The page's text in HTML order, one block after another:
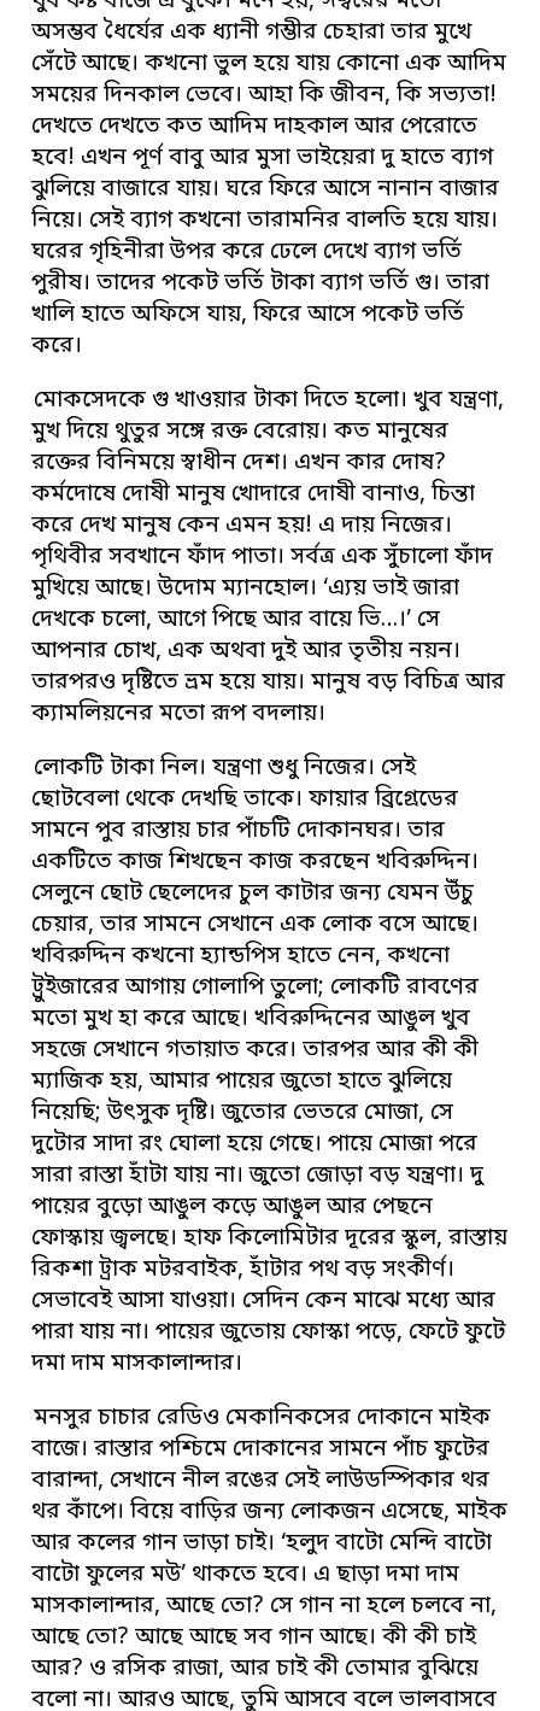
অসম্ভব ধৈর্যের এক ধ্যানী গম্ভীর চেহারা তার মুখে
সেঁটে আছে। কখনো ভুল হয়ে যায় কোনো এক আদিম
সময়ের দিনকাল ভেবে। আহা কি জীবন, কি সভ্যতা!
দেখতে দেখতে কত আদিম দাহকাল আর পেরোতে
হবে! এখন পূর্ণ বাবু আর মুসা ভাইয়েরা দু হাতে ব্যাগ
ঝুলিয়ে বাজারে যায়। ঘরে ফিরে আসে নানান বাজার
নিয়ে। সেই ব্যাগ কখনো তারামনির বালতি হয়ে যায়।
ঘরের গৃহিনীরা উপর করে ঢেলে দেখে ব্যাগ ভর্তি
পুরীষ। তাদের পকেট ভর্তি টাকা ব্যাগ ভর্তি গু। তারা
খালি হাতে অফিসে যায়, ফিরে আসে পকেট ভর্তি
করে।
মোকসেদকে গু খাওয়ার টাকা দিতে হলো। খুব যন্ত্রণা,
মুখ দিয়ে থুতুর সঙ্গে রক্ত বেরোয়। কত মানুষের
রক্তের বিনিময়ে স্বাধীন দেশ। এখন কার দোষ?
কর্মদোষে দোষী মানুষ খোদারে দোষী বানাও, চিন্তা
করে দেখ মানুষ কেন এমন হয়! এ দায় নিজের।
পৃথিবীর সবখানে ফাঁদ পাতা। সর্বত্র এক সুঁচালো ফাঁদ
মুখিয়ে আছে। উদোম ম্যানহোল। ‘এ্যয় ভাই জারা
দেখকে চলো, আগে পিছে আর বায়ে ভি…।’ সে
আপনার চোখ, এক অথবা দুই আর তৃতীয় নয়ন।
তারপরও দৃষ্টিতে ভ্রম হয়ে যায়। মানুষ বড় বিচিত্র আর
ক্যামলিয়নের মতো রূপ বদলায়।
লোকটি টাকা নিল। যন্ত্রণা শুধু নিজের। সেই
ছোটবেলা থেকে দেখছি তাকে। ফায়ার ব্রিগ্রেডের
সামনে পুব রাস্তায় চার পাঁচটি দোকানঘর। তার
একটিতে কাজ শিখছেন কাজ করছেন খবিরুদ্দিন।
সেলুনে ছোট ছেলেদের চুল কাটার জন্য যেমন উঁচু
চেয়ার, তার সামনে সেখানে এক লোক বসে আছে।
খবিরুদ্দিন কখনো হ্যান্ডপিস হাতে নেন, কখনো
ট্রুইজারের আগায় গোলাপি তুলো; লোকটি রাবণের
মতো মুখ হা করে আছে। খবিরুদ্দিনের আঙুল খুব
সহজে সেখানে গতায়াত করে। তারপর আর কী কী
ম্যাজিক হয়, আমার পায়ের জুতো হাতে ঝুলিয়ে
নিয়েছি; উৎসুক দৃষ্টি। জুতোর ভেতরে মোজা, সে
দুটোর সাদা রং ঘোলা হয়ে গেছে। পায়ে মোজা পরে
সারা রাস্তা হাঁটা যায় না। জুতো জোড়া বড় যন্ত্রণা। দু
পায়ের বুড়ো আঙুল কড়ে আঙুল আর পেছনে
ফোস্কায় জ্বলছে। হাফ কিলোমিটার দূরের স্কুল, রাস্তায়
রিকশা ট্রাক মটরবাইক, হাঁটার পথ বড় সংকীর্ণ।
সেভাবেই আসা যাওয়া। সেদিন কেন মাঝে মধ্যে আর
পারা যায় না। পায়ের জুতোয় ফোস্কা পড়ে, ফেটে ফুটে
দমা দাম মাসকালান্দার।
মনসুর চাচার রেডিও মেকানিকসের দোকানে মাইক
বাজে। রাস্তার পশ্চিমে দোকানের সামনে পাঁচ ফুটের
বারান্দা, সেখানে নীল রঙের সেই লাউডস্পিকার থর
থর কাঁপে। বিয়ে বাড়ির জন্য লোকজন এসেছে, মাইক
আর কলের গান ভাড়া চাই। ‘হলুদ বাটো মেন্দি বাটো
বাটো ফুলের মউ’ থাকতে হবে। এ ছাড়া দমা দাম
মাসকালান্দার, আছে তো? সে গান না হলে চলবে না,
আছে তো? আছে আছে সব গান আছে। কী কী চাই
আর? ও রসিক রাজা, আর চাই কী তোমার বুঝিয়ে
বলো না। আরও আছে, তুমি আসবে বলে ভালবাসবে